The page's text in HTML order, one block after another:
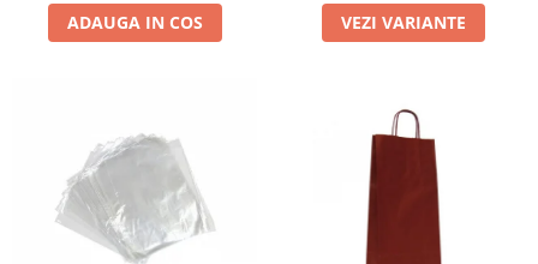
ADAUGA IN COS VEZI VARIANTE